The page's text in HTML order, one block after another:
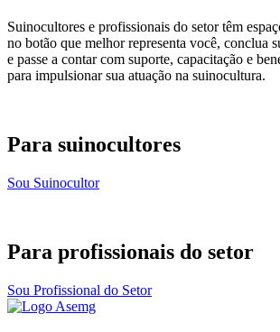
Suinocultores e profissionais do setor têm
no botão que melhor representa você, conclua
e passe a contar com suporte, capacitação e
para impulsionar sua atuação na suinocultura.
Para suinocultores
Sou Suinocultor
Para profissionais do setor
Sou Profissional do Setor